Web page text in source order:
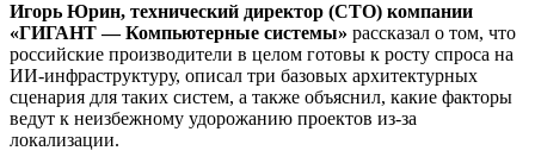
Игорь Юрин, технический директор (CTO) компании
«ГИГАНТ — Компьютерные системы» рассказал о том, что
российские производители в целом готовы к росту спроса на
ИИ-инфраструктуру, описал три базовых архитектурных
сценария для таких систем, а также объяснил, какие факторы
ведут к неизбежному удорожанию проектов из-за
локализации.